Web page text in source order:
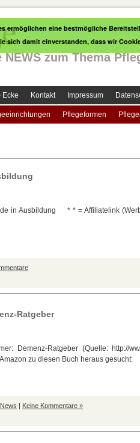
zum Thema
Ecke Kontakt Impressum
Pflegeformen
in Ausbildung * * = Affiliatelink
Ratgeber
Demenz-Ratgeber (Quelle: http://
zu diesen Buch heraus gesucht:
| Keine Kommentare »
ermöglichen eine bestmögliche
sich damit einverstanden, dass wir